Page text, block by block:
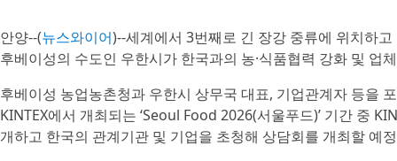
안양--(뉴스와이어)--세계에서 3번째로 긴 장강 중류에 위치하
후베이성의 수도인 우한시가 한국과의 농·식품협력 강화 및 업
후베이성 농업농촌청과 우한시 상무국 대표, 기업관계자 등을
KINTEX에서 개최되는 ‘Seoul Food 2026(서울푸드)’ 기간 중
개하고 한국의 관계기관 및 기업을 초청해 상담회를 개최할 예